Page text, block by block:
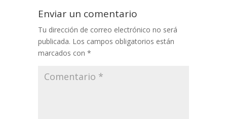
Enviar un comentario
Tu dirección de correo electrónico no será
publicada. Los campos obligatorios están
marcados con *